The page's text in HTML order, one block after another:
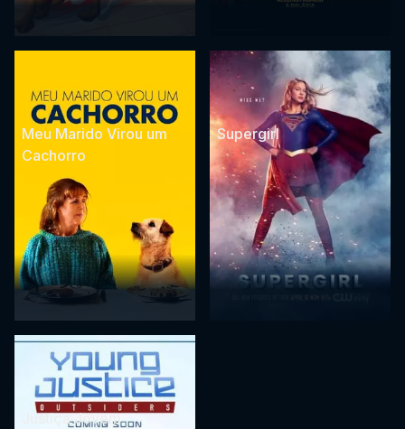
Meu Marido Virou um
Cachorro
Supergirl
Justiça Jovem